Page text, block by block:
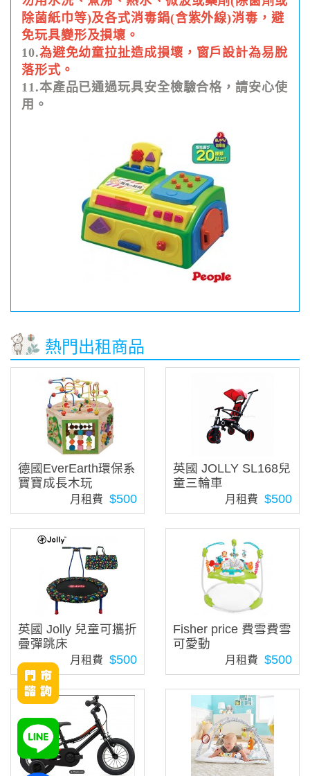
除菌紙巾等)及各式消毒鍋(含紫外線)消毒，避
免玩具變形及損壞。
10.為避免幼童拉扯造成損壞，窗戶設計為易脫
落形式。
11.本產品已通過玩具安全檢驗合格，請安心使
用。
熱門出租商品
德國EverEarth環保系
寶寶成長木玩
月租費 $500
英國 JOLLY SL168兒
童三輪車
月租費 $500
英國 Jolly 兒童可攜折
疊彈跳床
月租費 $500
Fisher price 費雪費雪
可愛動
月租費 $500